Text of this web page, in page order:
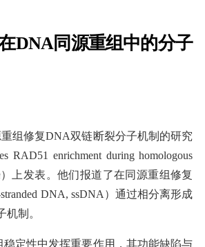
DNA同源重组中的分子
组修复DNA双链断裂分子机制的研究
enrichment during homologous
）上发表。他们报道了在同源重组修复
DNA, ssDNA）通过相分离形成
制。
定性中发挥重要作用，其功能缺陷与